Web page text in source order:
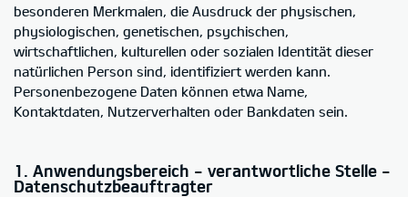
besonderen Merkmalen, die Ausdruck der physischen,
physiologischen, genetischen, psychischen,
wirtschaftlichen, kulturellen oder sozialen Identität dieser
natürlichen Person sind, identifiziert werden kann.
Personenbezogene Daten können etwa Name,
Kontaktdaten, Nutzerverhalten oder Bankdaten sein.
1. Anwendungsbereich - verantwortliche Stelle -
Datenschutzbeauftragter